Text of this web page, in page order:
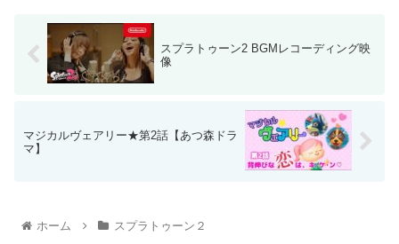
スプラトゥーン2 BGMレコーディング映
像
マジカルヴェアリー★第2話【あつ森ドラ
マ】
ホーム スプラトゥーン２